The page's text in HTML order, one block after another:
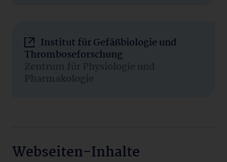
Institut für Gefäßbiologie und
Thromboseforschung
Zentrum für Physiologie und
Pharmakologie
Webseiten-Inhalte